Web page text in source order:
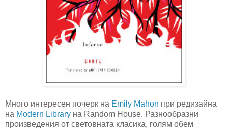
Много интересен почерк на Emily Mahon при редизайна
на Modern Library на Random House. Разнообразни
произведения от световната класика, голям обем